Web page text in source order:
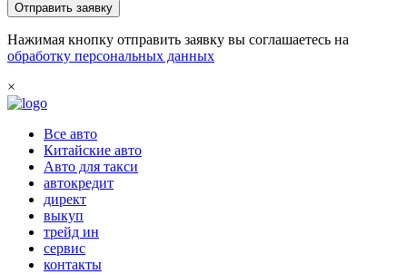
Отправить заявку
Нажимая кнопку отправить заявку вы соглашаетесь на
обработку персональных данных
×
Все авто
Китайские авто
Авто для такси
автокредит
директ
выкуп
трейд ин
сервис
контакты